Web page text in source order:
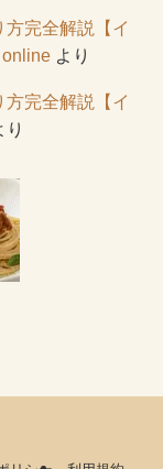
完全解説【イ
より
完全解説【イ